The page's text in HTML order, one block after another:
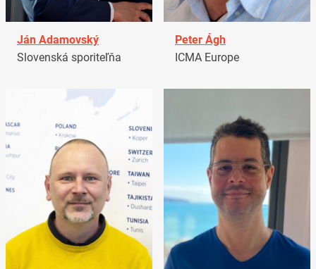
Ján Adamovský
Slovenská sporiteľňa
Peter Ágh
ICMA Europe